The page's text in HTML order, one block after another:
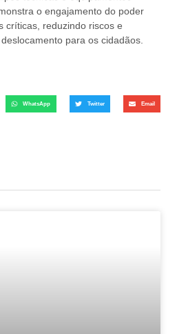
o engajamento do poder
críticas, reduzindo riscos e
para os cidadãos.
WhatsApp Twitter Email